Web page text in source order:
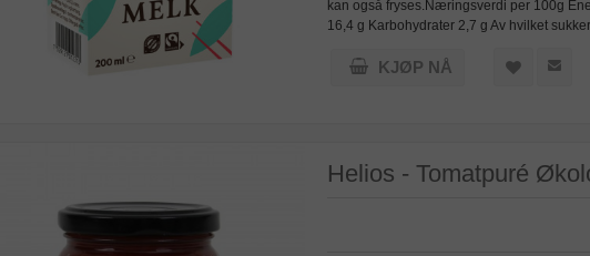
kan også fryses.Næringsverdi per 100g
16,4 g Karbohydrater 2,7 g Av hvilket
KJØP NÅ
Helios - Tomatpuré